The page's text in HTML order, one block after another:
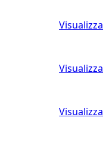
Visualizza
Visualizza
Visualizza